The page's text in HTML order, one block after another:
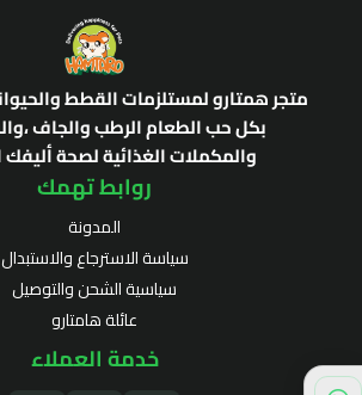
متجر همتارو لمستلزمات القطط
بكل حب الطعام الرطب والجاف
والمكملات الغذائية لصحة
روابط تهمك
المدونة
سياسة الاسترجاع والاستبدال
سياسية الشحن والتوصيل
عائلة هامتارو
خدمة العملاء